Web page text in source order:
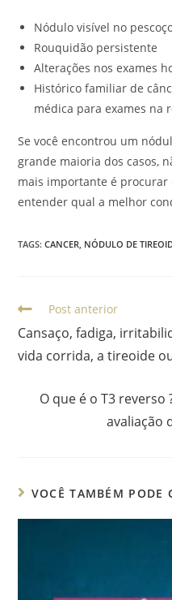
Nódulo visível no
⁠Rouquidão persistente
⁠Alterações nos exames
⁠Histórico familiar de
médica para exames na
Se você encontrou um
grande maioria dos casos,
mais importante é procurar
entender qual a melhor
TAGS:CANCER, NÓDULO DE
Post anterior
Cansaço, fadiga,
vida corrida, a tireoide
O que é o T3 reverso
avaliação
VOCÊ TAMBÉM PODE